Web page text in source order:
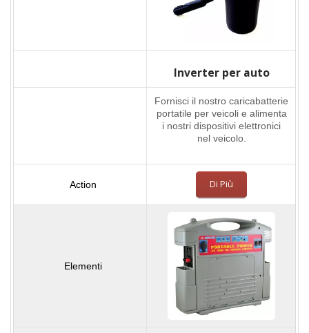
Inverter per auto
Fornisci il nostro caricabatterie
portatile per veicoli e alimenta
i nostri dispositivi elettronici
nel veicolo.
Di Più